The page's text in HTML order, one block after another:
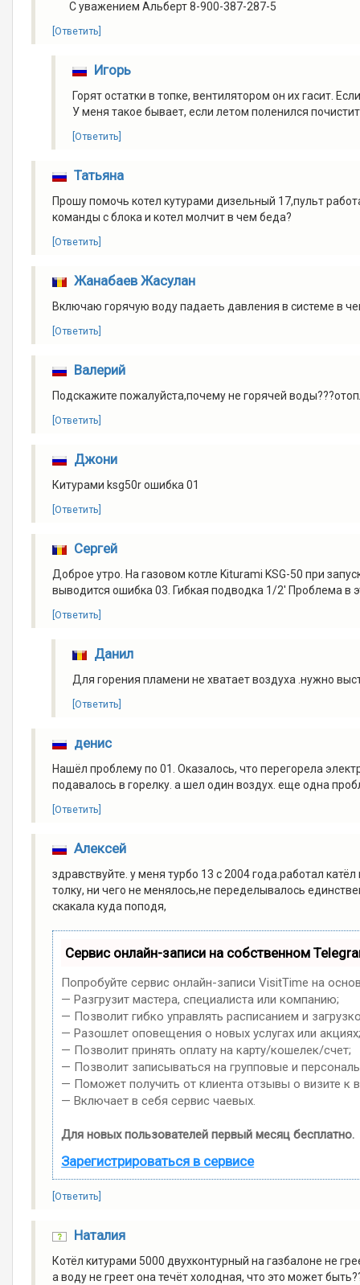
С уважением Альберт 8-900-387-287-5
[Ответить]
Игорь
Горят остатки в топке, вентилятором он их гасит.
У меня такое бывает, если летом поленился
[Ответить]
Татьяна
Прошу помочь котел кутурами дизельный 17,пульт
команды с блока и котел молчит в чем беда?
[Ответить]
Жанабаев Жасулан
Включаю горячую воду падаеть давления в системе в
[Ответить]
Валерий
Подскажите пожалуйста,почему не горячей
[Ответить]
Джони
Китурами ksg50r ошибка 01
[Ответить]
Сергей
Доброе утро. На газовом котле Kiturami KSG-50 при
выводится ошибка 03. Гибкая подводка 1/2' Проблема в
[Ответить]
Данил
Для горения пламени не хватает воздуха .нужно
[Ответить]
денис
Нашёл проблему по 01. Оказалось, что перегорела
подавалось в горелку. а шел один воздух. еще одна
[Ответить]
Алексей
здравствуйте. у меня турбо 13 с 2004 года.работал
толку, ни чего не менялось,не переделывалось
скакала куда поподя,
Сервис онлайн-записи на собственном
Попробуйте сервис онлайн-записи VisitTime на
— Разгрузит мастера, специалиста или компанию;
— Позволит гибко управлять расписанием и
— Разошлет оповещения о новых услугах или
— Позволит принять оплату на карту/кошелек/счет;
— Позволит записываться на групповые и
— Поможет получить от клиента отзывы о визите к
— Включает в себя сервис чаевых.
Для новых пользователей первый месяц бесплатно.
Зарегистрироваться в сервисе
[Ответить]
Наталия
Котёл китурами 5000 двухконтурный на газбалоне не
а воду не греет она течёт холодная, что это может